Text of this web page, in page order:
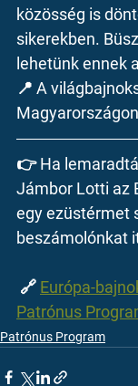
közösség is
sikerekben.
lehetünk ennek
📍 A
👉 Ha
Jámbor Lotti az
egy ezüstérmet
beszámolónkat
🔗 Európa-
Patrónus
Patrónus Program